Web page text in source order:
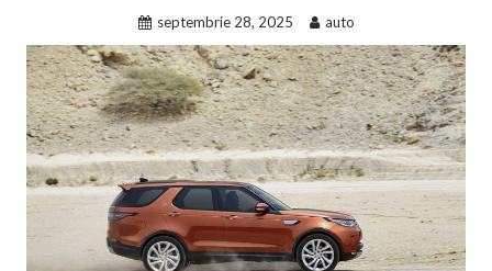
septembrie 28, 2025 auto